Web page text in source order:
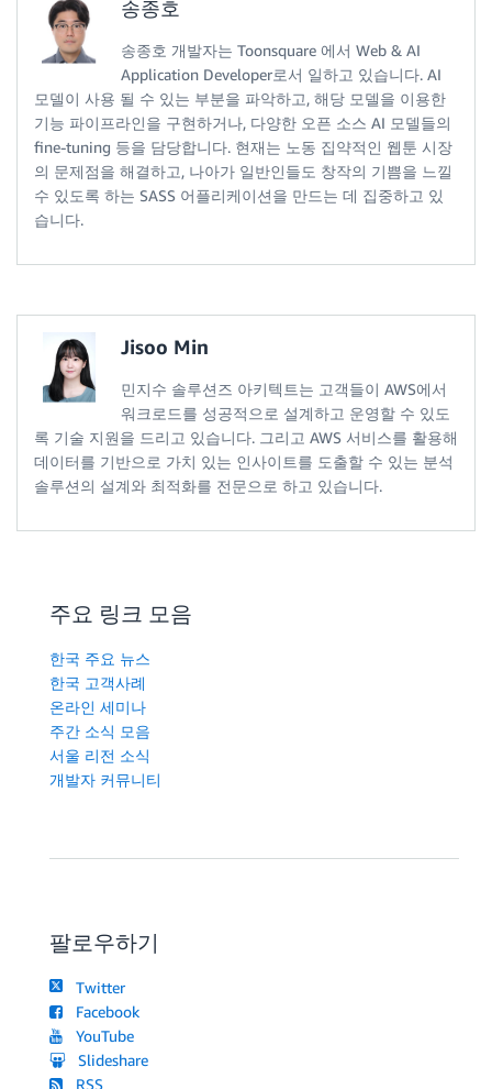
송종호
송종호 개발자는 Toonsquare 에서 Web & AI
Application Developer로서 일하고 있습니다. AI
모델이 사용 될 수 있는 부분을 파악하고, 해당 모델을 이용한
기능 파이프라인을 구현하거나, 다양한 오픈 소스 AI 모델들의
fine-tuning 등을 담당합니다. 현재는 노동 집약적인 웹툰 시장
의 문제점을 해결하고, 나아가 일반인들도 창작의 기쁨을 느낄
수 있도록 하는 SASS 어플리케이션을 만드는 데 집중하고 있
습니다.
Jisoo Min
민지수 솔루션즈 아키텍트는 고객들이 AWS에서
워크로드를 성공적으로 설계하고 운영할 수 있도
록 기술 지원을 드리고 있습니다. 그리고 AWS 서비스를 활용해
데이터를 기반으로 가치 있는 인사이트를 도출할 수 있는 분석
솔루션의 설계와 최적화를 전문으로 하고 있습니다.
주요 링크 모음
한국 주요 뉴스
한국 고객사례
온라인 세미나
주간 소식 모음
서울 리전 소식
개발자 커뮤니티
팔로우하기
Twitter
Facebook
YouTube
Slideshare
RSS